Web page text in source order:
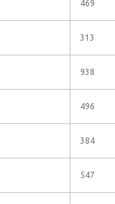
469
313
938
496
384
547